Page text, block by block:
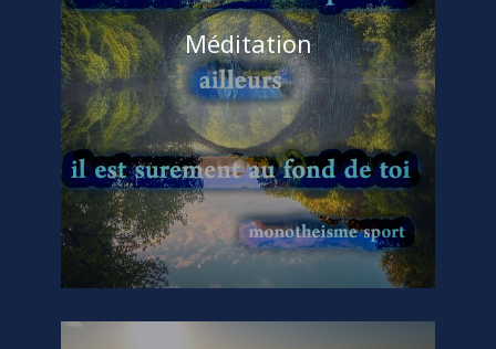
MéditationChebil Ramzi
Acceuil, Sagesse, VISION ame, art, art de
vivre, interne, méditation, monotheisme
paradis, sport (2)